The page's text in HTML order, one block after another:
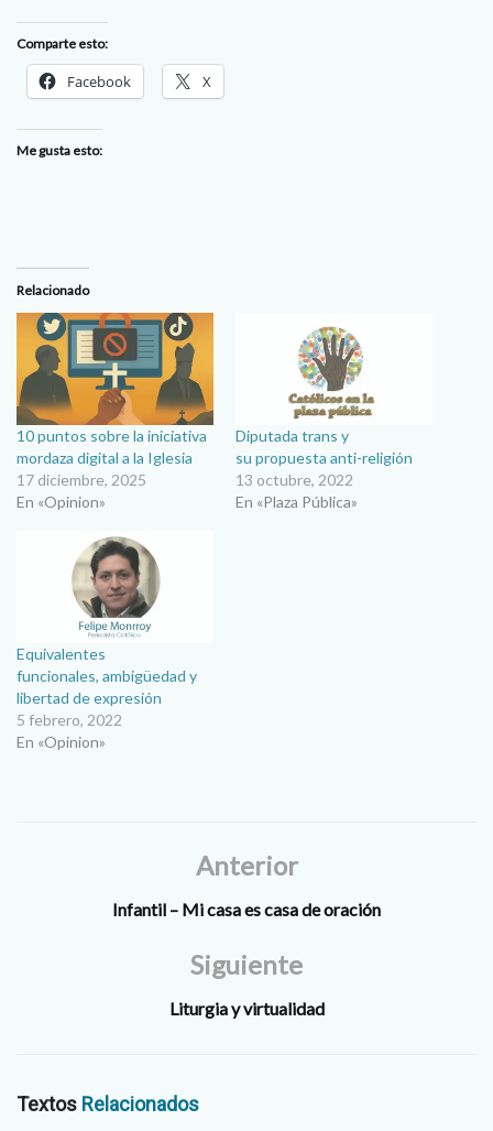
Comparte esto:
Facebook X
Me gusta esto:
Relacionado
10 puntos sobre la iniciativa
mordaza digital a la Iglesia
17 diciembre, 2025
En «Opinion»
Diputada trans y
su propuesta anti-religión
13 octubre, 2022
En «Plaza Pública»
Equivalentes
funcionales, ambigüedad y
libertad de expresión
5 febrero, 2022
En «Opinion»
Anterior
Infantil – Mi casa es casa de oración
Siguiente
Liturgia y virtualidad
Textos Relacionados